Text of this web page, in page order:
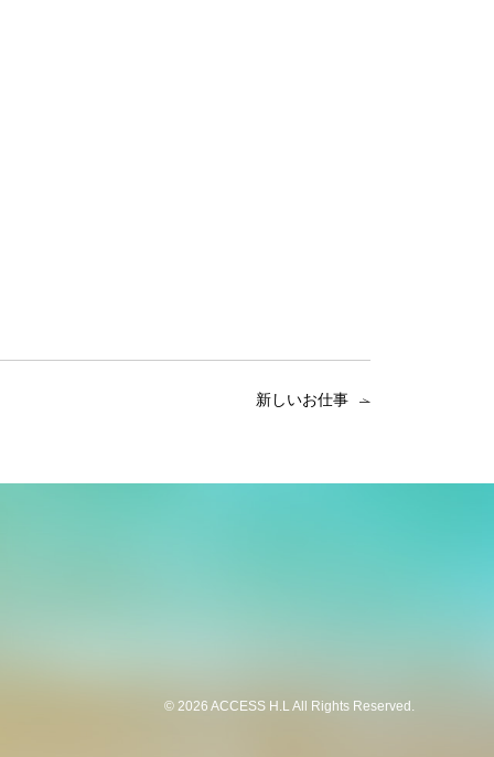
新しいお仕事
© 2026 ACCESS H.L All Rights Reserved.